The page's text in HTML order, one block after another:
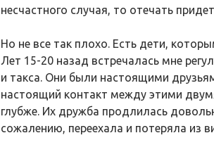
несчастного случая, то отечать
Но не все так плохо. Есть дети,
Лет 15-20 назад встречалась мне
и такса. Они были настоящими
настоящий контакт между этими
глубже. Их дружба продлилась
сожалению, переехала и потеряла из